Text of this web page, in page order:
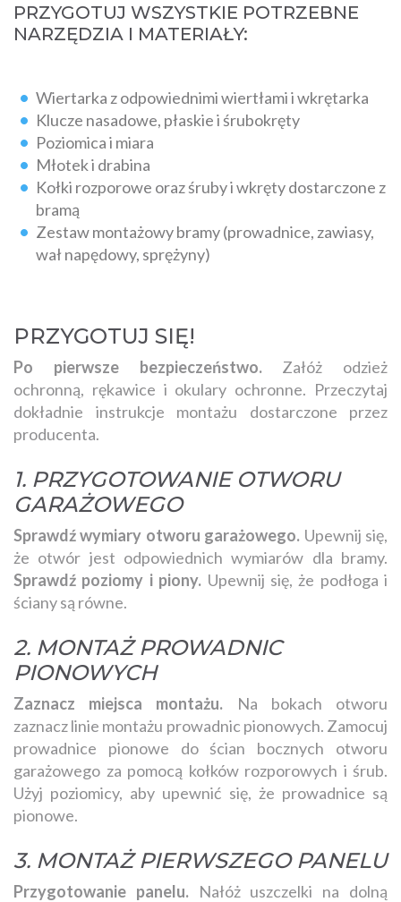
PRZYGOTUJ WSZYSTKIE POTRZEBNE
NARZĘDZIA I MATERIAŁY:
Wiertarka z odpowiednimi wiertłami i wkrętarka
Klucze nasadowe, płaskie i śrubokręty
Poziomica i miara
Młotek i drabina
Kołki rozporowe oraz śruby i wkręty dostarczone z
bramą
Zestaw montażowy bramy (prowadnice, zawiasy,
wał napędowy, sprężyny)
PRZYGOTUJ SIĘ!
Po pierwsze bezpieczeństwo. Załóż odzież
ochronną, rękawice i okulary ochronne. Przeczytaj
dokładnie instrukcje montażu dostarczone przez
producenta.
1. PRZYGOTOWANIE OTWORU
GARAŻOWEGO
Sprawdź wymiary otworu garażowego. Upewnij się,
że otwór jest odpowiednich wymiarów dla bramy.
Sprawdź poziomy i piony. Upewnij się, że podłoga i
ściany są równe.
2. MONTAŻ PROWADNIC
PIONOWYCH
Zaznacz miejsca montażu.
Na bokach otworu
zaznacz linie montażu prowadnic pionowych. Zamocuj
prowadnice pionowe do ścian bocznych otworu
garażowego za pomocą kołków rozporowych i śrub.
Użyj poziomicy, aby upewnić się, że prowadnice są
pionowe.
3. MONTAŻ PIERWSZEGO PANELU
Przygotowanie panelu. Nałóż uszczelki na dolną